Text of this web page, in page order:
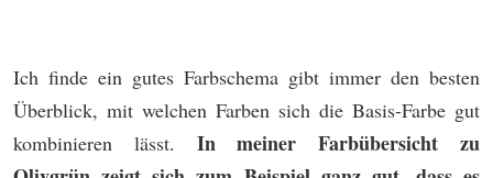
Ich finde ein gutes Farbschema gibt immer den besten
Überblick, mit welchen Farben sich die Basis-Farbe gut
kombinieren lässt. In meiner Farbübersicht zu